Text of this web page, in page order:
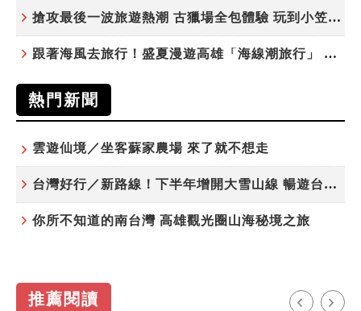
搶攻最後一波旅遊熱潮 古獵場全包體驗 玩到小笠原夜遊觀星
跟著海風去旅行！盛夏漫遊高雄「海線潮旅行」 五大主題遊程探索漁村魅力
熱門新聞
雲遊仙境／坐客蘇家農場 來了就不想走
台灣好行／新路線！下半年增開大雪山線 暢遊台中更便利
你所不知道的南台灣 高雄觀光圈山海秘境之旅
推薦閱讀